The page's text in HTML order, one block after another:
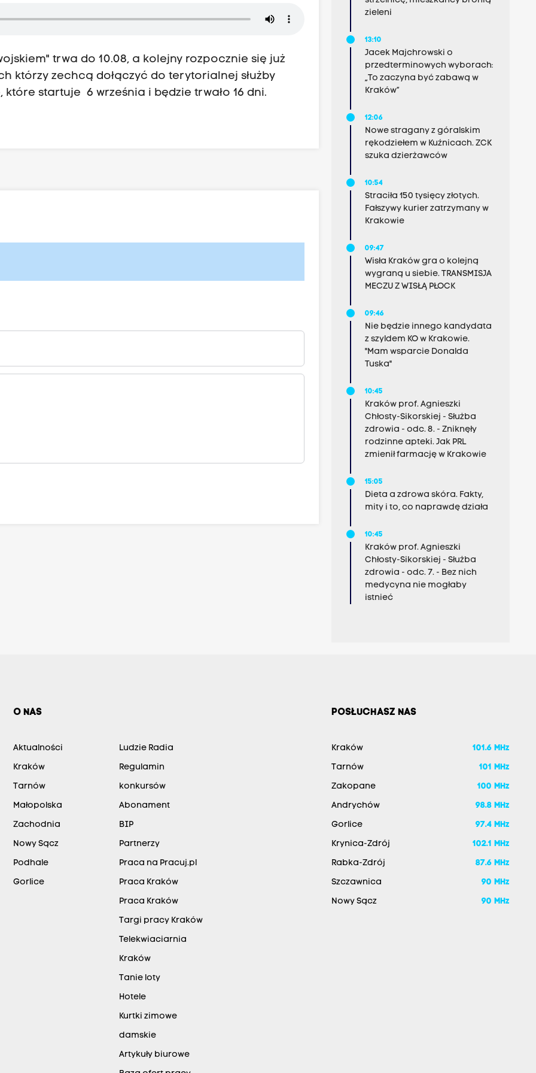
trwa do 10.08, a kolejny rozpocznie się już
którzy zechcą dołączyć do terytorialnej służby
które startuje 6 września i będzie trwało 16 dni.
zieleni
13:10
Jacek Majchrowski o
przedterminowych wyborach:
„To zaczyna być zabawą w
Kraków”
12:06
Nowe stragany z góralskim
rękodziełem w Kuźnicach. ZCK
szuka dzierżawców
10:54
Straciła 150 tysięcy złotych.
Fałszywy kurier zatrzymany w
Krakowie
09:47
Wisła Kraków gra o kolejną
wygraną u siebie. TRANSMISJA
MECZU Z WISŁĄ PŁOCK
09:46
Nie będzie innego kandydata
z szyldem KO w Krakowie.
"Mam wsparcie Donalda
Tuska"
10:45
Kraków prof. Agnieszki
Chłosty-Sikorskiej - Służba
zdrowia - odc. 8. - Zniknęły
rodzinne apteki. Jak PRL
zmienił farmację w Krakowie
15:05
Dieta a zdrowa skóra. Fakty,
mity i to, co naprawdę działa
10:45
Kraków prof. Agnieszki
Chłosty-Sikorskiej - Służba
zdrowia - odc. 7. - Bez nich
medycyna nie mogłaby
istnieć
O NAS
Aktualności
Kraków
Tarnów
Małopolska
Zachodnia
Nowy Sącz
Podhale
Gorlice
Ludzie Radia
Regulamin
konkursów
Abonament
BIP
Partnerzy
Praca na Pracuj.pl
Praca Kraków
Praca Kraków
Targi pracy Kraków
Telekwiaciarnia
Kraków
Tanie loty
Hotele
Kurtki zimowe
damskie
Artykuły biurowe
POSŁUCHASZ NAS
Kraków 101.6 MHz
Tarnów 101 MHz
Zakopane 100 MHz
Andrychów 98.8 MHz
Gorlice 97.4 MHz
Krynica-Zdrój 102.1 MHz
Rabka-Zdrój 87.6 MHz
Szczawnica 90 MHz
Nowy Sącz 90 MHz